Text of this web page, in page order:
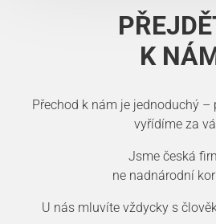
K
Přechod k nám je jednoduchý –
vyřídíme za
Jsme česká
ne nadnárodní
U nás mluvíte vždycky s